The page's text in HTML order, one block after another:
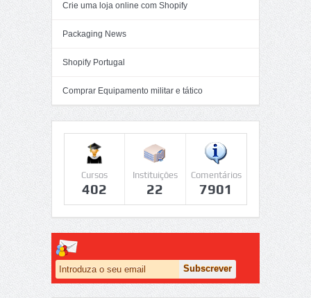
Crie uma loja online com Shopify
Packaging News
Shopify Portugal
Comprar Equipamento militar e tático
Cursos
402
Instituições
22
Comentários
7901